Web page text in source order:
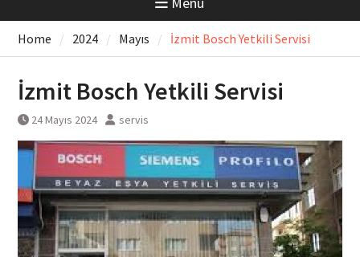
Home 2024 Mayıs İzmit Bosch Yetkili Servisi
İzmit Bosch Yetkili Servisi
24 Mayıs 2024 servis